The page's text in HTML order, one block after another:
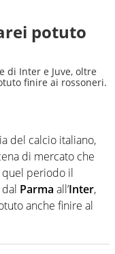
potuto
di Inter e Juve, oltre
finire ai rossoneri.
del calcio italiano,
di mercato che
periodo il
Parma all’Inter,
anche finire al